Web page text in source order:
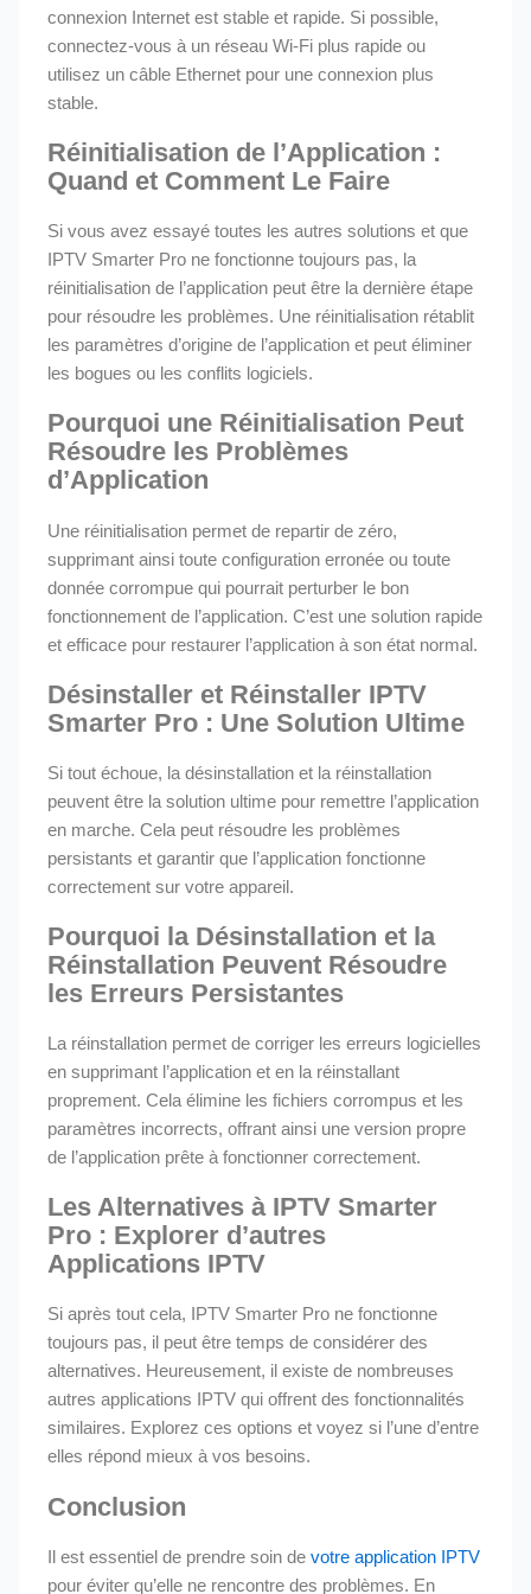
connexion Internet est stable et rapide. Si possible,
connectez-vous à un réseau Wi-Fi plus rapide ou
utilisez un câble Ethernet pour une connexion plus
stable.
Réinitialisation de l’Application :
Quand et Comment Le Faire
Si vous avez essayé toutes les autres solutions et que
IPTV Smarter Pro ne fonctionne toujours pas, la
réinitialisation de l’application peut être la dernière étape
pour résoudre les problèmes. Une réinitialisation rétablit
les paramètres d’origine de l’application et peut éliminer
les bogues ou les conflits logiciels.
Pourquoi une Réinitialisation Peut
Résoudre les Problèmes
d’Application
Une réinitialisation permet de repartir de zéro,
supprimant ainsi toute configuration erronée ou toute
donnée corrompue qui pourrait perturber le bon
fonctionnement de l’application. C’est une solution rapide
et efficace pour restaurer l’application à son état normal.
Désinstaller et Réinstaller IPTV
Smarter Pro : Une Solution Ultime
Si tout échoue, la désinstallation et la réinstallation
peuvent être la solution ultime pour remettre l’application
en marche. Cela peut résoudre les problèmes
persistants et garantir que l’application fonctionne
correctement sur votre appareil.
Pourquoi la Désinstallation et la
Réinstallation Peuvent Résoudre
les Erreurs Persistantes
La réinstallation permet de corriger les erreurs logicielles
en supprimant l’application et en la réinstallant
proprement. Cela élimine les fichiers corrompus et les
paramètres incorrects, offrant ainsi une version propre
de l’application prête à fonctionner correctement.
Les Alternatives à IPTV Smarter
Pro : Explorer d’autres
Applications IPTV
Si après tout cela, IPTV Smarter Pro ne fonctionne
toujours pas, il peut être temps de considérer des
alternatives. Heureusement, il existe de nombreuses
autres applications IPTV qui offrent des fonctionnalités
similaires. Explorez ces options et voyez si l’une d’entre
elles répond mieux à vos besoins.
Conclusion
Il est essentiel de prendre soin devotre application IPTV
pour éviter qu’elle ne rencontre des problèmes. En